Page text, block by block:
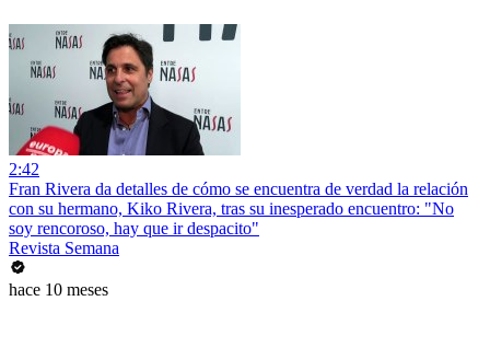
2:42
Fran Rivera da detalles de cómo se encuentra de verdad la relación
con su hermano, Kiko Rivera, tras su inesperado encuentro: "No
soy rencoroso, hay que ir despacito"
Revista Semana
hace 10 meses